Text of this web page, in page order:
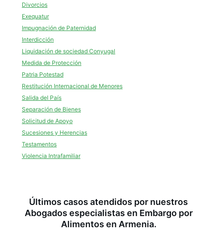
Divorcios
Exequatur
Impugnación de Paternidad
Interdicción
Liquidación de sociedad Conyugal
Medida de Protección
Patria Potestad
Restitución Internacional de Menores
Salida del País
Separación de Bienes
Solicitud de Apoyo
Sucesiones y Herencias
Testamentos
Violencia Intrafamiliar
Últimos casos atendidos por nuestros
Abogados especialistas en Embargo por
Alimentos en Armenia.